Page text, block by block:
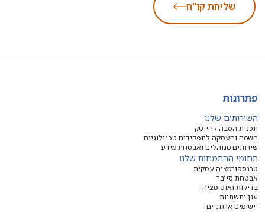
שליחת קו"ח
פתרונות
השירותים שלנו
תכנית הסבה להייטק
השמה והעסקה לתפקידים טכנולוגיים
שירותים מנוהלים ואבטחת מידע
תחומי ההתמחות שלנו
טרנספורמציה עסקית
אבטחת סייבר
בדיקות ואוטומציה
ענן ותשתיות
יישומים ארגוניים